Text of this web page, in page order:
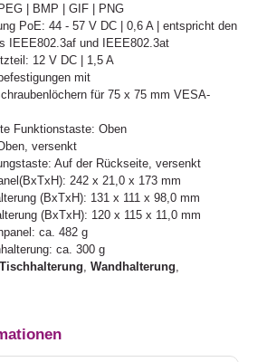
| BMP | GIF | PNG
PoE: 44 - 57 V DC | 0,6 A | entspricht den
IEEE802.3af und IEEE802.3at
12 V DC | 1,5 A
mit
für 75 x 75 mm VESA-
Funktionstaste: Oben
versenkt
Auf der Rückseite, versenkt
242 x 21,0 x 173 mm
(BxTxH): 131 x 111 x 98,0 mm
(BxTxH): 120 x 115 x 11,0 mm
ca. 482 g
ca. 300 g
Tischhalterung ,Wandhalterung